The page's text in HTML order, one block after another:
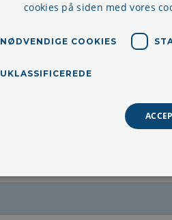
cookies på siden med vores
NØDVENDIGE COOKIES
UKLASSIFICEREDE